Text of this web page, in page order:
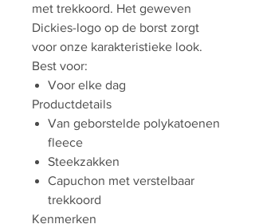
met trekkoord. Het geweven
Dickies-logo op de borst zorgt
voor onze karakteristieke look.
Best voor:
Voor elke dag
Productdetails
Van geborstelde polykatoenen
fleece
Steekzakken
Capuchon met verstelbaar
trekkoord
Kenmerken